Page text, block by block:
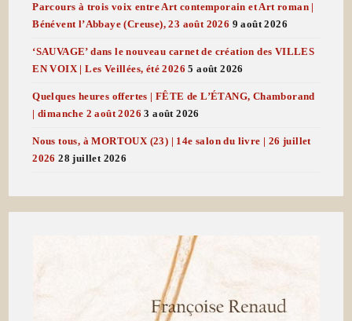
Parcours à trois voix entre Art contemporain et Art roman |
Bénévent l’Abbaye (Creuse), 23 août 2026 9 août 2026
‘SAUVAGE’ dans le nouveau carnet de création des VILLES
EN VOIX | Les Veillées, été 2026 5 août 2026
Quelques heures offertes | FÊTE de L’ÉTANG, Chamborand
| dimanche 2 août 2026 3 août 2026
Nous tous, à MORTOUX (23) | 14e salon du livre | 26 juillet
2026 28 juillet 2026